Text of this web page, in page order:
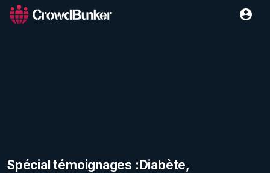
Spécial témoignages :Diabète,